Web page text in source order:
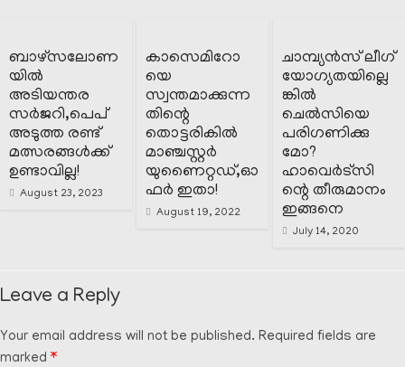
ബാഴ്സലോണ
യിൽ
അടിയന്തര
സർജറി,പെപ്
അടുത്ത രണ്ട്
മത്സരങ്ങൾക്ക്
ഉണ്ടാവില്ല!
August 23, 2023
കാസെമിറോ
യെ
സ്വന്തമാക്കുന്ന
തിന്റെ
തൊട്ടരികിൽ
മാഞ്ചസ്റ്റർ
യുണൈറ്റഡ്,ഓ
ഫർ ഇതാ!
August 19, 2022
ചാമ്പ്യൻസ് ലീഗ്
യോഗ്യതയില്ലെ
ങ്കിൽ
ചെൽസിയെ
പരിഗണിക്കു
മോ?
ഹാവെർട്സി
ന്റെ തീരുമാനം
ഇങ്ങനെ
July 14, 2020
Leave a Reply
Your email address will not be published. Required fields are
marked *